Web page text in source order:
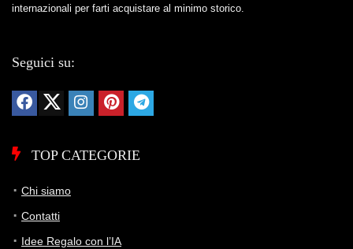
internazionali per farti acquistare al minimo storico.
Seguici su:
TOP CATEGORIE
Chi siamo
Contatti
Idee Regalo con l’IA